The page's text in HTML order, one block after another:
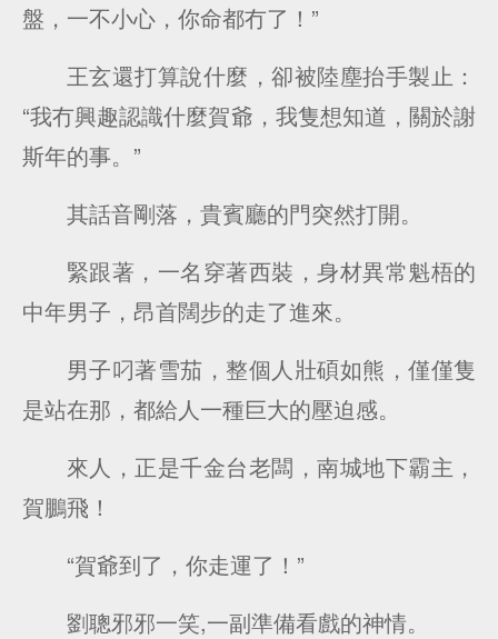
盤，一不小心，你命都冇了！”
王玄還打算說什麼，卻被陸塵抬手製止：
“我冇興趣認識什麼賀爺，我隻想知道，關於謝
斯年的事。”
其話音剛落，貴賓廳的門突然打開。
緊跟著，一名穿著西裝，身材異常魁梧的
中年男子，昂首闊步的走了進來。
男子叼著雪茄，整個人壯碩如熊，僅僅隻
是站在那，都給人一種巨大的壓迫感。
來人，正是千金台老闆，南城地下霸主，
賀鵬飛！
“賀爺到了，你走運了！”
劉聰邪邪一笑,一副準備看戲的神情。